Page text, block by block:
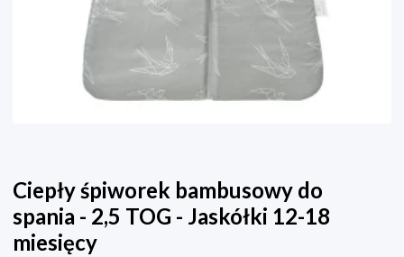
Ciepły śpiworek bambusowy do
spania - 2,5 TOG - Jaskółki 12-18
miesięcy